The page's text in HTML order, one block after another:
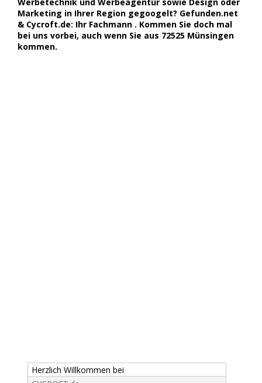
Marketing in Ihrer Region gegoogelt? Gefunden.net
& Cycroft.de: Ihr Fachmann . Kommen Sie doch mal
bei uns vorbei, auch wenn Sie aus 72525 Münsingen
kommen.
Herzlich Willkommen bei